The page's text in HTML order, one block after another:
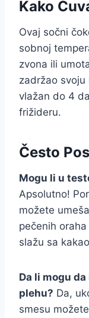
Kako
Ovaj sočni
sobnoj
zvona ili
zadržao svoju
vlažan do 4
frižideru.
Često
Mogu li u
Apsolutno!
možete
pečenih
slažu sa
Da li mogu
plehu? Da,
smesu